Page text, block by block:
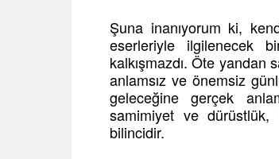
Şuna inanıyorum ki,
eserleriyle ilgilenecek
kalkışmazdı. Öte yandan
anlamsız ve önemsiz
geleceğine gerçek
samimiyet ve
bilincidir.